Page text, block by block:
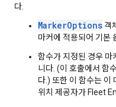
다.
MarkerOptions 객
마커에 적용되어 기본
함수가 지정된 경우 마
니다. (이 호출에서 함
다.) 또한 이 함수는 이
위치 제공자가 Fleet